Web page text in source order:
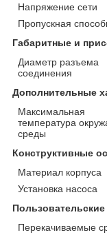
Напряжение сети
Пропускная
Габаритные и
Диаметр разъема
соединения
Дополнительные
Максимальная
температура
среды
Конструктивные
Материал корпуса
Установка насоса
Пользовательские
Перекачиваемые